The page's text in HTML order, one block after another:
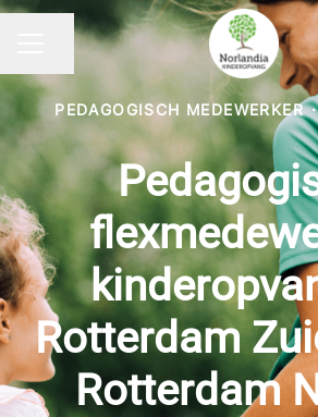
CARRIÈREMENU
Pagina delen
PEDAGOGISCH MEDEWERKER ·
Rotterdam
Rotterdam